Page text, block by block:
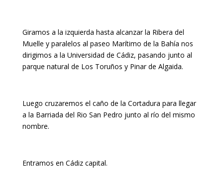
Giramos a la izquierda hasta alcanzar la Ribera del
Muelle y paralelos al paseo Marítimo de la Bahía nos
dirigimos a la Universidad de Cádiz, pasando junto al
parque natural de Los Toruños y Pinar de Algaida.
Luego cruzaremos el caño de la Cortadura para llegar
a la Barriada del Rio San Pedro junto al río del mismo
nombre.
Entramos en Cádiz capital.